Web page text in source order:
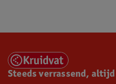
Steeds verrassend,